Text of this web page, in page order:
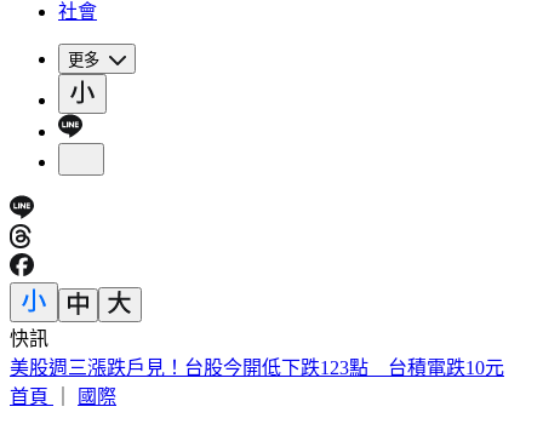
社會
更多
快訊
台南關廟深夜惡火！汽車零件、食品廠狂燒 橘紅烈焰駭人
首頁
國際